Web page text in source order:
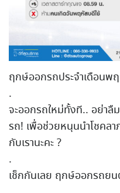
ฤกษ์ออกรถประจำเดือนพ
.
จะออกรถใหม่ทั้งที.. อย่าลื
รถ! เพื่อช่วยหนุนนำโชคลา
กับเรานะคะ ?
.
เช็กกันเลย ฤกษ์ออกรถย